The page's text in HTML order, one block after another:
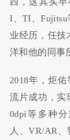
I、TI、Fujitsu
业经历，任技
洋和他的同事
2018年，炬
流片成功，实
0dpi等多种
人、VR/AR